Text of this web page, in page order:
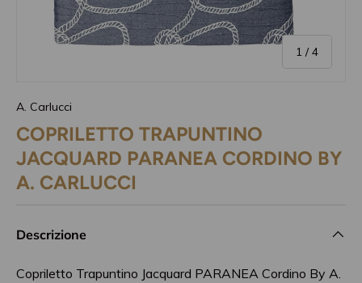
1 /di
4
A. Carlucci
COPRILETTO TRAPUNTINO
JACQUARD PARANEA CORDINO BY
A. CARLUCCI
Descrizione
Copriletto Trapuntino Jacquard PARANEA Cordino By A.